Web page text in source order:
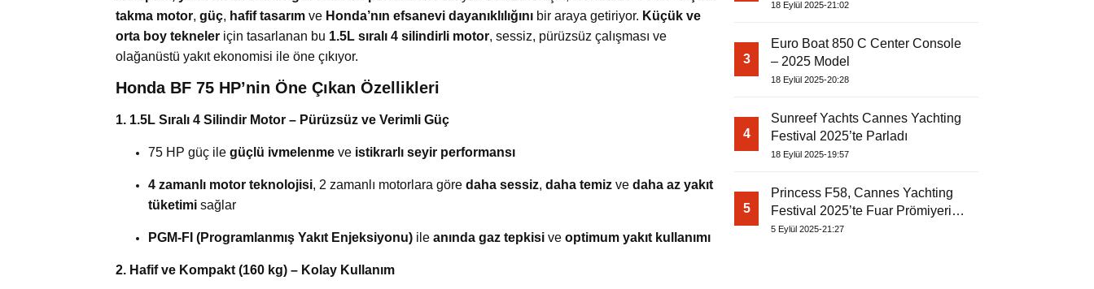
takma motor, güç, hafif tasarım ve Honda’nın efsanevi dayanıklılığını bir araya getiriyor. Küçük ve
orta boy tekneler için tasarlanan bu 1.5L sıralı 4 silindirli motor, sessiz, pürüzsüz çalışması ve
olağanüstü yakıt ekonomisi ile öne çıkıyor.
Honda BF 75 HP’nin Öne Çıkan Özellikleri
1. 1.5L Sıralı 4 Silindir Motor – Pürüzsüz ve Verimli Güç
75 HP güç ile güçlü ivmelenme ve istikrarlı seyir performansı
4 zamanlı motor teknolojisi, 2 zamanlı motorlara göre daha sessiz, daha temiz ve daha az yakıt
tüketimi sağlar
PGM-FI (Programlanmış Yakıt Enjeksiyonu) ile anında gaz tepkisi ve optimum yakıt kullanımı
2. Hafif ve Kompakt (160 kg) – Kolay Kullanım
18 Eylül 2025-21:02
3
Euro Boat 850 C Center Console
– 2025 Model
18 Eylül 2025-20:28
4
Sunreef Yachts Cannes Yachting
Festival 2025’te Parladı
18 Eylül 2025-19:57
5
Princess F58, Cannes Yachting
Festival 2025’te Fuar Prömiyerini
Yapıyor
5 Eylül 2025-21:27